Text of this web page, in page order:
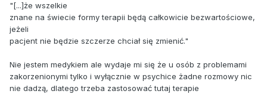
"[...]że wszelkie
znane na świecie formy terapii będą całkowicie bezwartościowe,
jeżeli
pacjent nie będzie szczerze chciał się zmienić."
Nie jestem medykiem ale wydaje mi się że u osób z problemami
zakorzenionymi tylko i wyłącznie w psychice żadne rozmowy nic
nie dadzą, dlatego trzeba zastosować tutaj terapie